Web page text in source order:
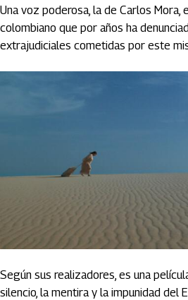
Una voz poderosa, la de Carlos Mora,
colombiano que por años ha
extrajudiciales cometidas por este
Según sus realizadores, es una
silencio, la mentira y la impunidad del